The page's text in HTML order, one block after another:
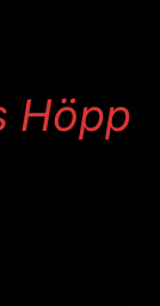
Höpp